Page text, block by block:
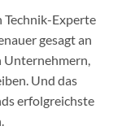
Technik-Experte
gesagt an
Unternehmern,
Und das
erfolgreichste